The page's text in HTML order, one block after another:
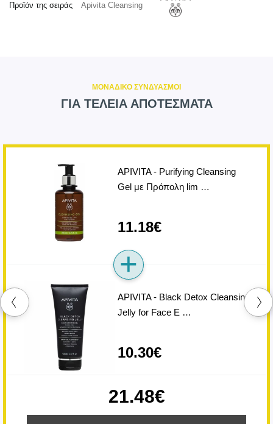
Προϊόν της σειράς Apivita Cleansing
ΜΟΝΑΔΙΚΟ ΣΥΝΔΥΑΣΜΟΙ
ΓΙΑ ΤΕΛΕΙΑ ΑΠΟΤΕΣΜΑΤΑ
APIVITA - Purifying Cleansing
Gel με Πρόπολη lim …
11.18€
APIVITA - Black Detox Cleansing
Jelly for Face E …
10.30€
21.48€